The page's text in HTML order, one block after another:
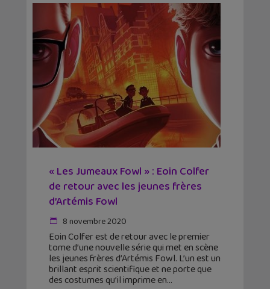
« Les Jumeaux Fowl » : Eoin Colfer
de retour avec les jeunes frères
d’Artémis Fowl
8 novembre 2020
Eoin Colfer est de retour avec le premier
tome d’une nouvelle série qui met en scène
les jeunes frères d’Artémis Fowl. L’un est un
brillant esprit scientifique et ne porte que
des costumes qu’il imprime en